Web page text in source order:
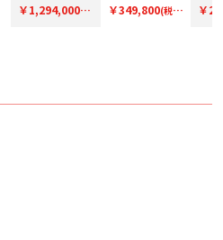
PL200-3GPB】メ
￥1,294,000(税
GOLD200-
￥349,800(税
ロア
￥